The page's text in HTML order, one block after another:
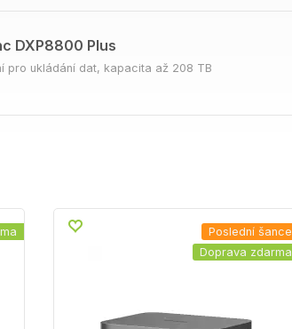
DXP8800 Plus
pro ukládání dat, kapacita až 208 TB
Poslední šance
Doprava zdarma